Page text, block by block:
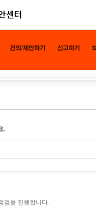
센터
.
검을 진행합니다.